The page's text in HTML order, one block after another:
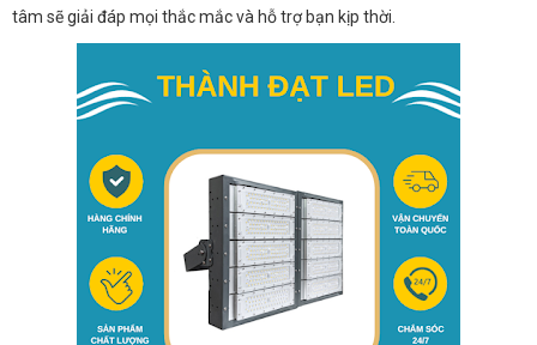
tâm sẽ giải đáp mọi thắc mắc và hỗ trợ bạn kịp thời.